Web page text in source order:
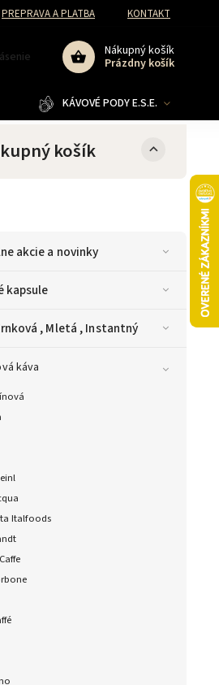
PREPRAVA A PLATBA KONTAKT
Nákupný košík
Prázdny košík
KÁVOVÉ PODY E.S.E.
košík
akcie a novinky
kapsule
, Mletá , Instantný
káva
Italfoods